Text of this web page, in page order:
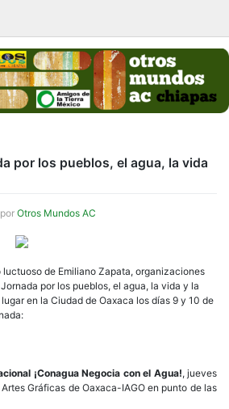
por los pueblos, el agua, la vida
por Otros Mundos AC
luctuoso de Emiliano Zapata, organizaciones
por los pueblos, el agua, la vida y la
en la Ciudad de Oaxaca los días 9 y 10 de
¡Conagua Negocia con el Agua!, jueves
Gráficas de Oaxaca-IAGO en punto de las